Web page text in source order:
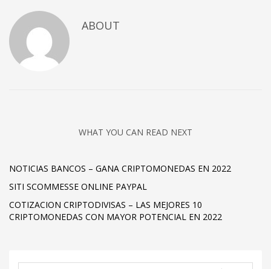
ABOUT
WHAT YOU CAN READ NEXT
NOTICIAS BANCOS – GANA CRIPTOMONEDAS EN 2022
SITI SCOMMESSE ONLINE PAYPAL
COTIZACION CRIPTODIVISAS – LAS MEJORES 10
CRIPTOMONEDAS CON MAYOR POTENCIAL EN 2022